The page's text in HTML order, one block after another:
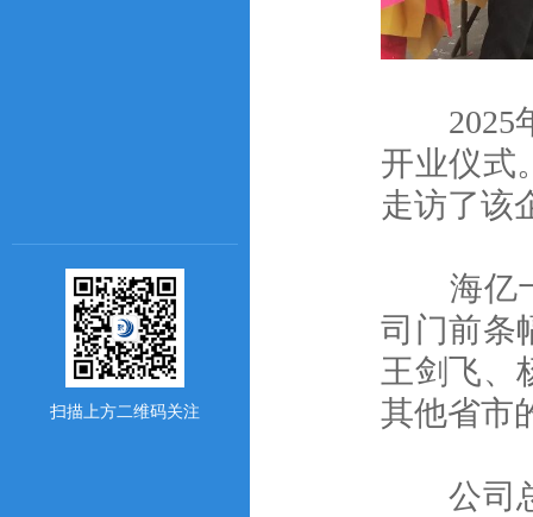
扫描上方二维码关注
2025年
开业仪式
走访了该
海亿十
司门前条
王剑飞、
其他省市
公司总